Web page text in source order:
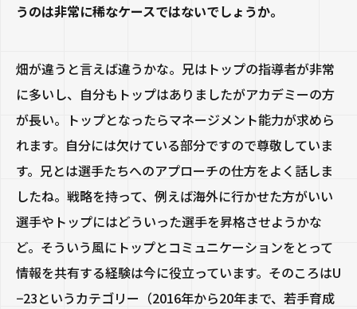
うのは非常に稀なケースではないでしょうか。
畑が違うと言えば違うかな。兄はトップの指導者が非常
に多いし、自分もトップはありましたがアカデミーの方
が長い。トップとなったらマネージメント能力が求めら
れます。自分には欠けている部分ですので尊敬していま
す。兄とは選手たちへのアプローチの仕方をよく話しま
したね。戦略を持って、例えば海外に行かせた方がいい
選手やトップにはどういった選手を昇格させようかな
ど。そういう風にトップとコミュニケーションをとって
情報を共有する経験は今に役立っています。そのころはU
−23というカテゴリー（2016年から20年まで、若手育成